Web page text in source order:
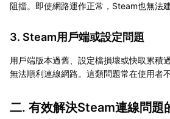
阻擋。即使網路運作正常，Steam也無法
3. Steam用戶端或設定問題
用戶端版本過舊、設定檔損壞或快取累積
無法順利連線網路。這類問題常在使用者
二. 有效解決Steam連線問題